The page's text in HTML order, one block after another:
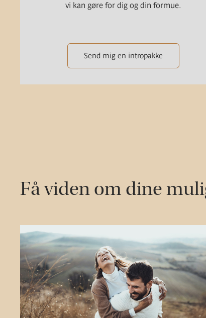
vi kan gøre for dig og din formue.
Send mig en intropakke
Få viden om dine